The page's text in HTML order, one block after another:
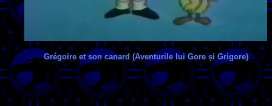
Grégoire et son canard (Aventurile lui Gore și Grigore)